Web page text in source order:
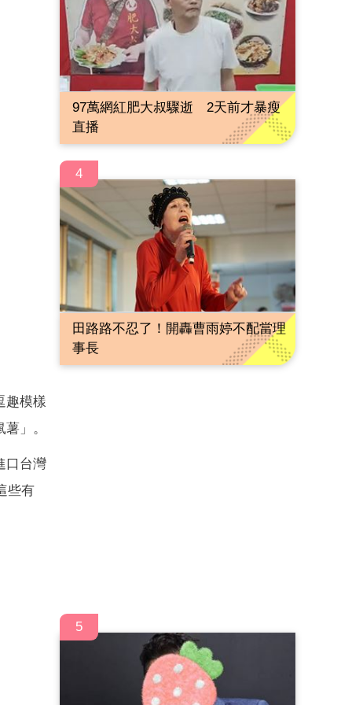
趣模樣
」。
口台灣
些有
97萬網紅肥大叔驟逝 2天前才暴瘦
直播
4
田路路不忍了！開轟曹雨婷不配當理
事長
5